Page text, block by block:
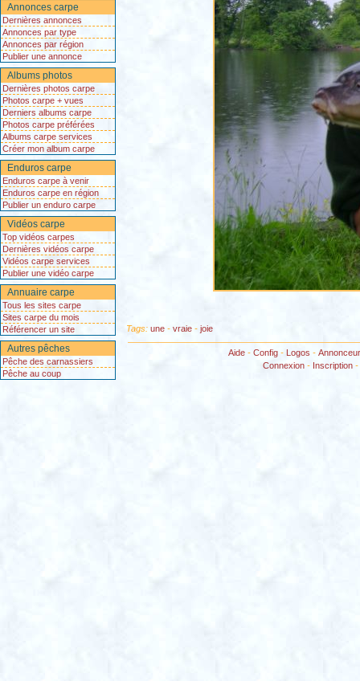
Annonces carpe
Dernières annonces
Annonces par type
Annonces par région
Publier une annonce
Albums photos
Dernières photos carpe
Photos carpe + vues
Derniers albums carpe
Photos carpe préférées
Albums carpe services
Créer mon album carpe
Enduros carpe
Enduros carpe à venir
Enduros carpe en région
Publier un enduro carpe
Vidéos carpe
Top vidéos carpes
Dernières vidéos carpe
Vidéos carpe services
Publier une vidéo carpe
Annuaire carpe
Tous les sites carpe
Sites carpe du mois
Référencer un site
Autres pêches
Pêche des carnassiers
Pêche au coup
Tags: une- vraie- joie
Aide- Config- Logos -
Connexion - Inscription -